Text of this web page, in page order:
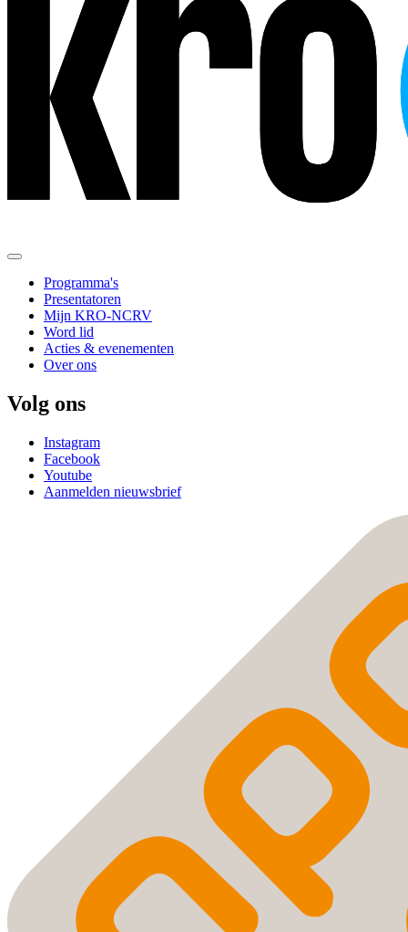
Programma's
Presentatoren
Mijn KRO-NCRV
Word lid
Acties & evenementen
Over ons
Volg ons
Instagram
Facebook
Youtube
Aanmelden nieuwsbrief